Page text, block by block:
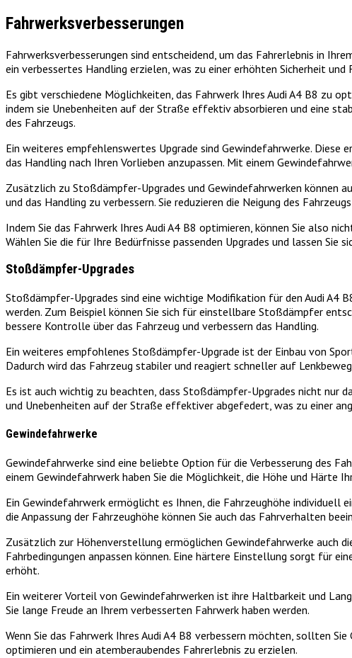
Fahrwerksverbesserungen
Fahrwerksverbesserungen sind entscheidend, um das Fahrerlebnis in
ein verbessertes Handling erzielen, was zu einer erhöhten Sicherheit und
Es gibt verschiedene Möglichkeiten, das Fahrwerk Ihres Audi A4 B8 zu
indem sie Unebenheiten auf der Straße effektiv absorbieren und eine
des Fahrzeugs.
Ein weiteres empfehlenswertes Upgrade sind Gewindefahrwerke. Diese
das Handling nach Ihren Vorlieben anzupassen. Mit einem
Zusätzlich zu Stoßdämpfer-Upgrades und Gewindefahrwerken können
und das Handling zu verbessern. Sie reduzieren die Neigung des
Indem Sie das Fahrwerk Ihres Audi A4 B8 optimieren, können Sie also
Wählen Sie die für Ihre Bedürfnisse passenden Upgrades und lassen Sie
Stoßdämpfer-Upgrades
Stoßdämpfer-Upgrades sind eine wichtige Modifikation für den Audi A4
werden. Zum Beispiel können Sie sich für einstellbare Stoßdämpfer
bessere Kontrolle über das Fahrzeug und verbessern das Handling.
Ein weiteres empfohlenes Stoßdämpfer-Upgrade ist der Einbau von
Dadurch wird das Fahrzeug stabiler und reagiert schneller auf
Es ist auch wichtig zu beachten, dass Stoßdämpfer-Upgrades nicht nur
und Unebenheiten auf der Straße effektiver abgefedert, was zu einer
Gewindefahrwerke
Gewindefahrwerke sind eine beliebte Option für die Verbesserung des
einem Gewindefahrwerk haben Sie die Möglichkeit, die Höhe und Härte
Ein Gewindefahrwerk ermöglicht es Ihnen, die Fahrzeughöhe individuell
die Anpassung der Fahrzeughöhe können Sie auch das Fahrverhalten
Zusätzlich zur Höhenverstellung ermöglichen Gewindefahrwerke auch
Fahrbedingungen anpassen können. Eine härtere Einstellung sorgt für
erhöht.
Ein weiterer Vorteil von Gewindefahrwerken ist ihre Haltbarkeit und
Sie lange Freude an Ihrem verbesserten Fahrwerk haben werden.
Wenn Sie das Fahrwerk Ihres Audi A4 B8 verbessern möchten, sollten
optimieren und ein atemberaubendes Fahrerlebnis zu erzielen.